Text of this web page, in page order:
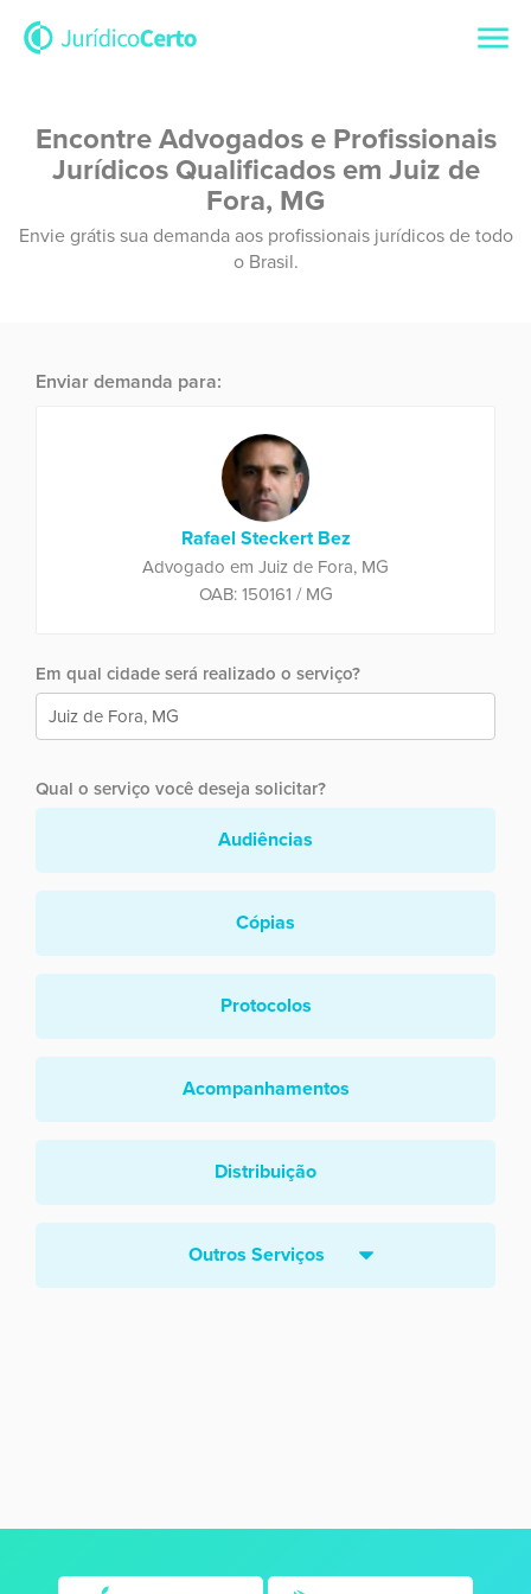
Encontre Advogados e Profissionais
Jurídicos Qualificados em Juiz de
Fora, MG
Envie grátis sua demanda aos profissionais jurídicos de todo
o Brasil.
Enviar demanda para:
Rafael Steckert Bez
Advogado em Juiz de Fora, MG
OAB: 150161 / MG
Em qual cidade será realizado o serviço?
Qual o serviço você deseja solicitar?
Audiências
Cópias
Protocolos
Acompanhamentos
Distribuição
Outros Serviços